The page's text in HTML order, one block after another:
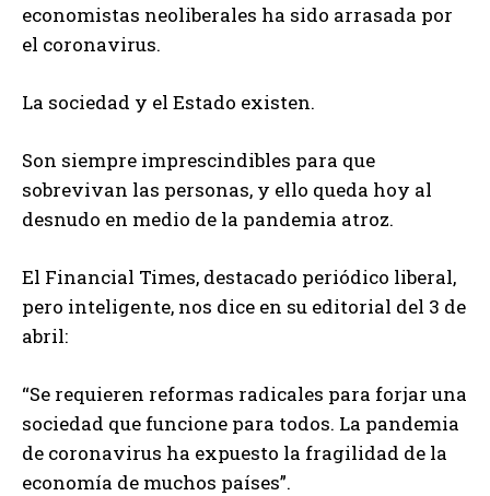
economistas neoliberales ha sido arrasada por
el coronavirus.
La sociedad y el Estado existen.
Son siempre imprescindibles para que
sobrevivan las personas, y ello queda hoy al
desnudo en medio de la pandemia atroz.
El Financial Times, destacado periódico liberal,
pero inteligente, nos dice en su editorial del 3 de
abril:
“Se requieren reformas radicales para forjar una
sociedad que funcione para todos. La pandemia
de coronavirus ha expuesto la fragilidad de la
economía de muchos países”.